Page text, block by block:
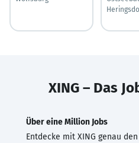
XING – Das
Über eine Million Jobs
Entdecke mit XING genau